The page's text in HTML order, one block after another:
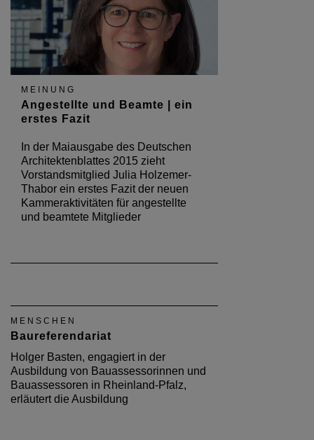
MEINUNG
Angestellte und Beamte | ein
erstes Fazit
In der Maiausgabe des Deutschen
Architektenblattes 2015 zieht
Vorstandsmitglied Julia Holzemer-
Thabor ein erstes Fazit der neuen
Kammeraktivitäten für angestellte
und beamtete Mitglieder
MENSCHEN
Baureferendariat
Holger Basten, engagiert in der
Ausbildung von Bauassessorinnen und
Bauassessoren in Rheinland-Pfalz,
erläutert die Ausbildung